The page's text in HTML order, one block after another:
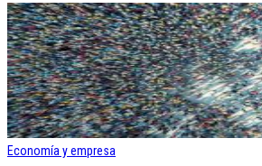
Economía y empresa